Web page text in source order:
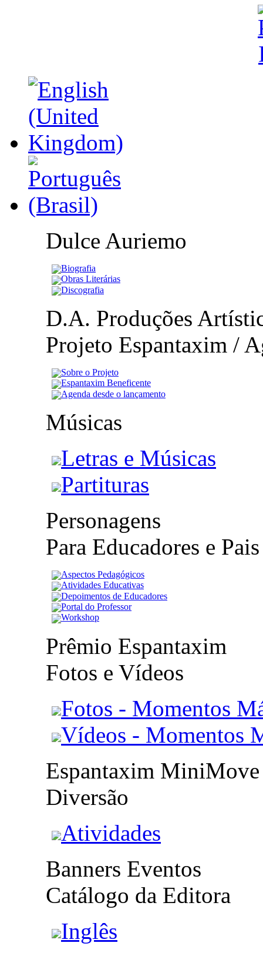
Dulce Auriemo
Biografia
Obras Literárias
Discografia
D.A. Produções
Projeto Espantaxim /
Sobre o Projeto
Espantaxim Beneficente
Agenda desde o lançamento
Músicas
Letras e Músicas
Partituras
Personagens
Para Educadores e Pais
Aspectos Pedagógicos
Atividades Educativas
Depoimentos de Educadores
Portal do Professor
Workshop
Prêmio Espantaxim
Fotos e Vídeos
Fotos - Momentos
Vídeos - Momentos
Espantaxim MiniMove
Diversão
Atividades
Banners Eventos
Catálogo da Editora
Inglês